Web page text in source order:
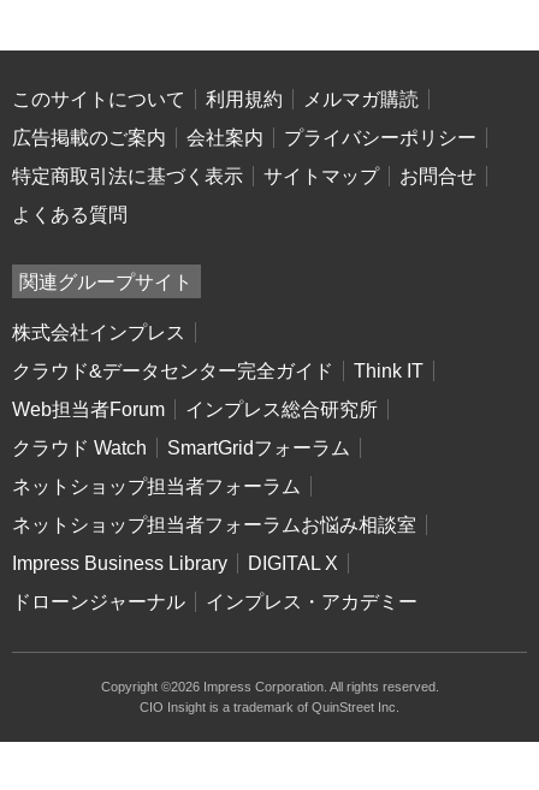
このサイトについて 利用規約
メルマガ購読
広告掲載のご案内
会社案内
プライバシーポリシー
特定商取引法に基づく表示
サイトマップ
お問合せ
よくある質問
関連グループサイト
株式会社インプレス
クラウド&データセンター完全ガイド
Think IT
Web担当者Forum
インプレス総合研究所
クラウド Watch
SmartGridフォーラム
ネットショップ担当者フォーラム
ネットショップ担当者フォーラムお悩み相談室
Impress Business Library
DIGITAL X
ドローンジャーナル
インプレス・アカデミー
Copyright ©2026 Impress Corporation. All rights reserved.
CIO Insight is a trademark of QuinStreet Inc.